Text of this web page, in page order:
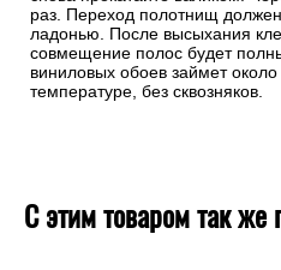
раз. Переход полотнищ
ладонью. После высыхания
совмещение полос будет
виниловых обоев займет
температуре, без сквозняков.
С этим товаром так же